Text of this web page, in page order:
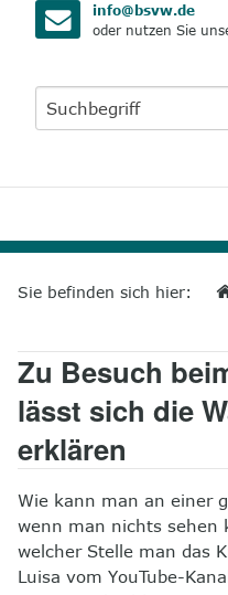
info@bsvw.de
oder nutzen Sie
3Wir über uns
4
Unsere Leistungen
5
Wissenswertes
6
Unterstützen
7
Presse
Sie befinden sich hier:
Zu Besuch
lässt sich die
erklären
Wie kann man an einer
wenn man nichts sehen
welcher Stelle man das
Luisa vom YouTube-